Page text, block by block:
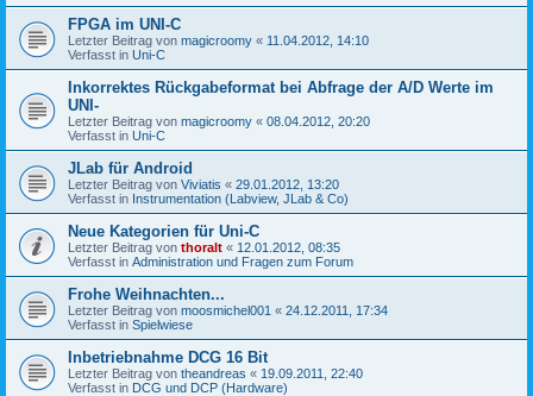
FPGA im UNI-C
Letzter Beitrag von magicroomy « 11.04.2012, 14:10
Verfasst in Uni-C
Inkorrektes Rückgabeformat bei Abfrage der A/D Werte im
UNI-
Letzter Beitrag von magicroomy « 08.04.2012, 20:20
Verfasst in Uni-C
JLab für Android
Letzter Beitrag von Viviatis « 29.01.2012, 13:20
Verfasst in Instrumentation (Labview, JLab & Co)
Neue Kategorien für Uni-C
Letzter Beitrag von thoralt « 12.01.2012, 08:35
Verfasst in Administration und Fragen zum Forum
Frohe Weihnachten...
Letzter Beitrag von moosmichel001 « 24.12.2011, 17:34
Verfasst in Spielwiese
Inbetriebnahme DCG 16 Bit
Letzter Beitrag von theandreas « 19.09.2011, 22:40
Verfasst in DCG und DCP (Hardware)